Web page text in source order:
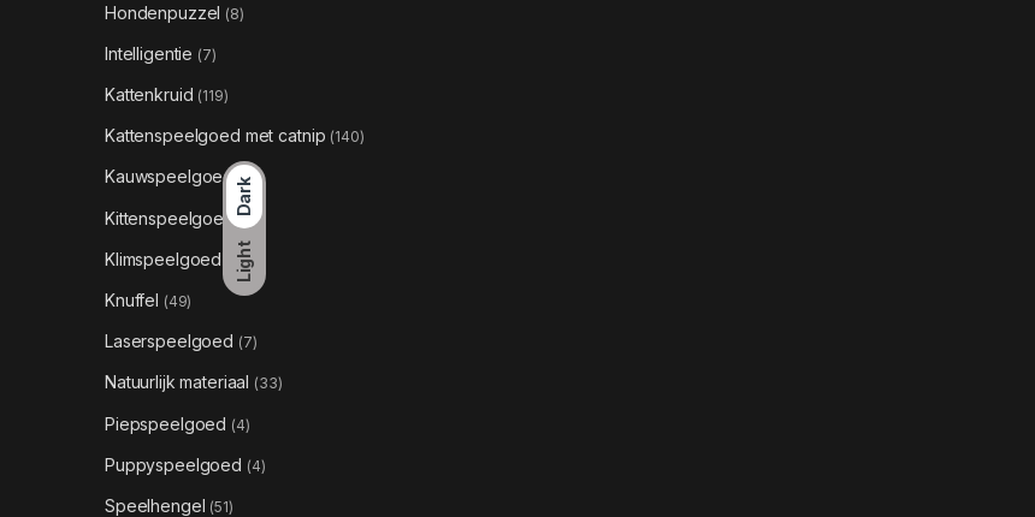
Dark
Light
Hondenpuzzel (8)
Intelligentie (7)
Kattenkruid (119)
Kattenspeelgoed met catnip (140)
Kauwspeelgoed (18)
Kittenspeelgoed (9)
Klimspeelgoed (1)
Knuffel (49)
Laserspeelgoed (7)
Natuurlijk materiaal (33)
Piepspeelgoed (4)
Puppyspeelgoed (4)
Speelhengel (51)